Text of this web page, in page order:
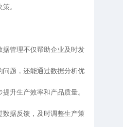
。
据管理不仅帮助企业及时发
问题，还能通过数据分析优
升生产效率和产品质量。
数据反馈，及时调整生产策